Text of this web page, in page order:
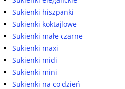
Sukienki hiszpanki
Sukienki koktajlowe
Sukienki małe czarne
Sukienki maxi
Sukienki midi
Sukienki mini
Sukienki na co dzień